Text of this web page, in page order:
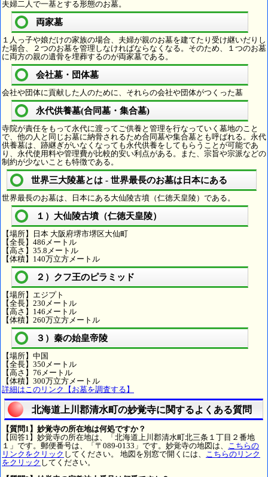
夫婦二人で一基とする形態のお墓。
両家墓
１人っ子や娘だけの家族の場合、夫婦が親のお墓を建てたり受け継いだりし
た場合、２つのお墓を管理しなければならなくなる。そのため、１つのお墓
に両方の親の遺骨を埋葬するのが両家墓である。
会社墓・団体墓
会社や団体に貢献した人のために、それらの会社や団体がつくった墓
永代供養墓(合同墓・集合墓)
寺院が責任をもって永代に渡ってご供養と管理を行なっていく墓地のこと
で、他の人と同じお墓に納骨されるため合同墓や集合墓とも呼ばれる。永代
供養墓は、跡継ぎがいなくなっても永代供養をしてもらうことが可能であ
り、永代使用料や管理費が比較的安い利点がある。また、宗旨や宗派などの
制約が少ないことも特徴である。
世界三大陵墓とは - 世界最長のお墓は日本にある
世界最長のお墓は、日本にある大仙陵古墳（仁徳天皇陵）である。
１）大仙陵古墳（仁徳天皇陵）
【場所】日本 大阪府堺市堺区大仙町
【全長】486メートル
【高さ】35.8メートル
【体積】140万立方メートル
２）クフ王のピラミッド
【場所】エジプト
【全長】230メートル
【高さ】146メートル
【体積】260万立方メートル
３）秦の始皇帝陵
【場所】中国
【全長】350メートル
【高さ】76メートル
【体積】300万立方メートル
詳細はこのリンク【お墓を調査する】
北海道上川郡清水町の妙覚寺に関するよくある質問
【質問1】妙覚寺の所在地は何処ですか？
【回答1】妙覚寺の所在地は、「北海道上川郡清水町北三条１丁目２番地
１」です。郵便番号は、「〒089-0133」です。妙覚寺の地図は、 こちらの
リンクをクリック してください。 地図を別窓で開くには、 こちらのリンク
をクリック してください。